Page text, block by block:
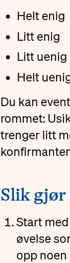
Helt enig
Litt enig
Litt uenig
Helt
Du kan
rommet:
trenger litt
#
Slik gjør
Start
øvelse
opp noen